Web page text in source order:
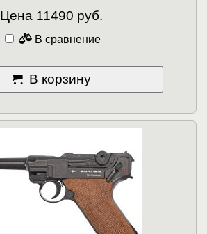
Цена 11490 руб.
В сравнение
В корзину